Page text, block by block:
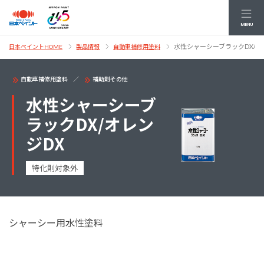
MENU
日本ペイントHOME 製品情報 自動車補修用塗料 水性シャーシーブラックDX/オ
自動車補修用塗料 補助剤その他
水性シャーシーブ
ラックDX/オレン
ジDX
特化則対象外
シャーシー用水性塗料